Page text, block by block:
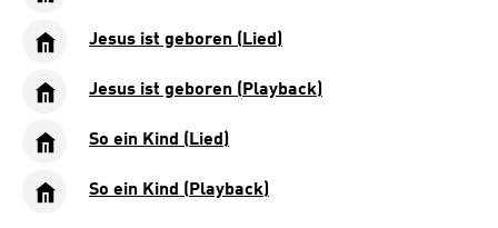
Jesus ist geboren (Lied)
Jesus ist geboren (Playback)
So ein Kind (Lied)
So ein Kind (Playback)